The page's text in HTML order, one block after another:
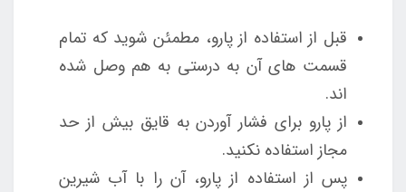
قبل از استفاده از پارو، مطمئن شوید که تمام
قسمت های آن به درستی به هم وصل شده
اند.
از پارو برای فشار آوردن به قایق بیش از حد
مجاز استفاده نکنید.
پس از استفاده از پارو، آن را با آب شیرین